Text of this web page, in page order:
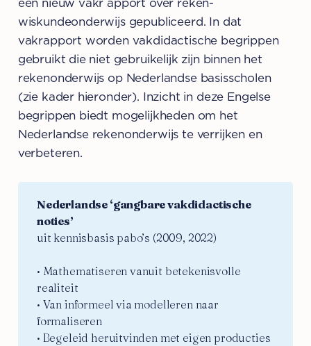
wiskundeonderwijs gepubliceerd. In dat
vakrapport worden vakdidactische begrippen
gebruikt die niet gebruikelijk zijn binnen het
rekenonderwijs op Nederlandse basisscholen
(zie kader hieronder). Inzicht in deze Engelse
begrippen biedt mogelijkheden om het
Nederlandse rekenonderwijs te verrijken en
verbeteren.
Nederlandse ‘gangbare vakdidactische
noties’
uit kennisbasis pabo’s (2009, 2022)
• Mathematiseren vanuit betekenisvolle
realiteit
• Van informeel via modelleren naar
formaliseren
• Begeleid heruitvinden met eigen producties